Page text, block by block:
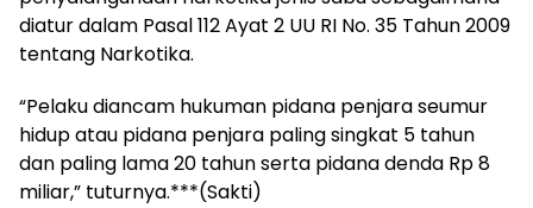
diatur dalam Pasal 112 Ayat 2 UU RI No. 35 Tahun 2009
tentang Narkotika.
“Pelaku diancam hukuman pidana penjara seumur
hidup atau pidana penjara paling singkat 5 tahun
dan paling lama 20 tahun serta pidana denda Rp 8
miliar,” tuturnya.***(Sakti)